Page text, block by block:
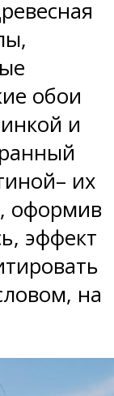
обои
и
их
оформив
эффект
на